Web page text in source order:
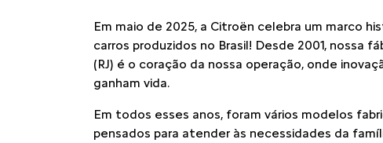
Em maio de 2025, a Citroën celebra um marco
carros produzidos no Brasil! Desde 2001, nossa
(RJ) é o coração da nossa operação, onde
ganham vida.
Em todos esses anos, foram vários modelos
pensados para atender às necessidades da